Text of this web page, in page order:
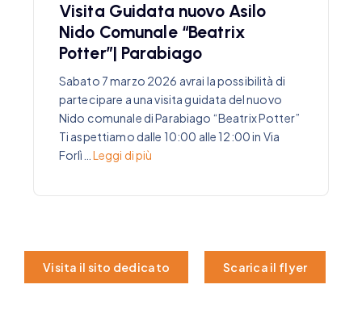
Visita Guidata nuovo Asilo
Nido Comunale “Beatrix
Potter”| Parabiago
Sabato 7 marzo 2026 avrai la possibilità di
partecipare a una visita guidata del nuovo
Nido comunale di Parabiago “Beatrix Potter”
Ti aspettiamo dalle 10:00 alle 12:00 in Via
Forlì… Leggi di più
Visita il sito dedicato Scarica il flyer